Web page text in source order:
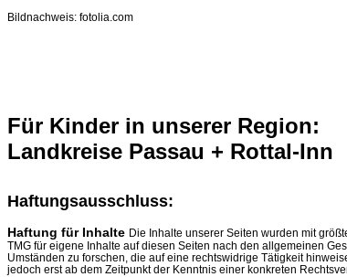
Bildnachweis: fotolia.com
Für Kinder in unserer Region:
Landkreise Passau + Rottal-Inn
Haftungsausschluss:
Haftung für Inhalte Die Inhalte unserer Seiten wurden mit
TMG für eigene Inhalte auf diesen Seiten nach den allgemeinen
Umständen zu forschen, die auf eine rechtswidrige Tätigkeit
jedoch erst ab dem Zeitpunkt der Kenntnis einer konkreten